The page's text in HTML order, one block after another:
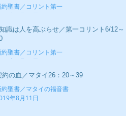
約聖書／コリント第一
2019年8月25日
識は人を高ぶらせ／第一コリント6/12～
約聖書／コリント第一
2019年8月18日
約の血／マタイ26：20～39
約聖書／マタイの福音書
年8月11日